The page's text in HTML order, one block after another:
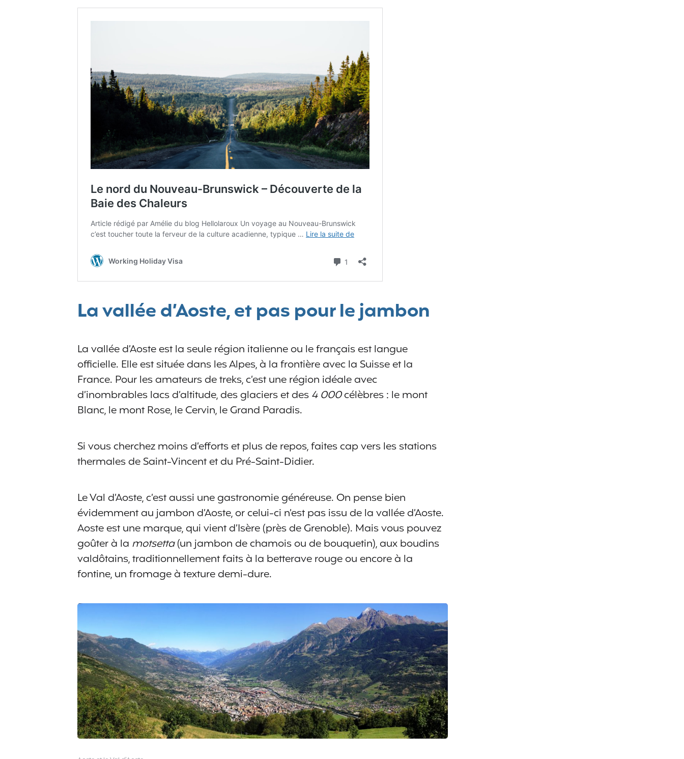
La vallée d’Aoste, et pas pour le jambon
La vallée d’Aoste est la seule région italienne ou le français est langue
officielle. Elle est située dans les Alpes, à la frontière avec la Suisse et la
France. Pour les amateurs de treks, c’est une région idéale avec
d’inombrables lacs d’altitude, des glaciers et des4 000célèbres : le mont
Blanc, le mont Rose, le Cervin, le Grand Paradis.
Si vous cherchez moins d’efforts et plus de repos, faites cap vers les stations
thermales de Saint-Vincent et du Pré-Saint-Didier.
Le Val d’Aoste, c’est aussi une gastronomie généreuse. On pense bien
évidemment au jambon d’Aoste, or celui-ci n’est pas issu de la vallée d’Aoste.
Aoste est une marque, qui vient d’Isère (près de Grenoble). Mais vous pouvez
goûter à la motsetta(un jambon de chamois ou de bouquetin), aux boudins
valdôtains, traditionnellement faits à la betterave rouge ou encore à la
fontine, un fromage à texture demi-dure.